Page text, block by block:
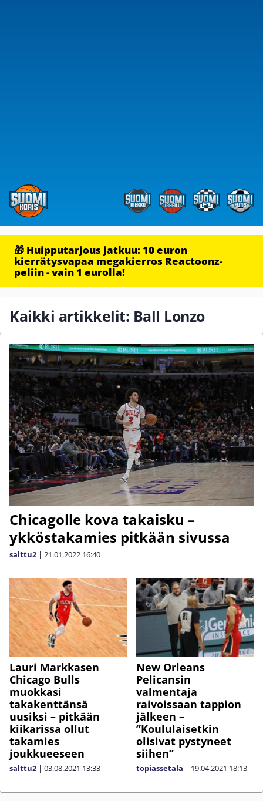
🎁 Huipputarjous jatkuu: 10 euron
kierrätysvapaa megakierros Reactoonz-
peliin - vain 1 eurolla!
Kaikki artikkelit: Ball Lonzo
Chicagolle kova takaisku –
ykköstakamies pitkään sivussa
salttu2 | 21.01.2022 16:40
Lauri Markkasen
Chicago Bulls
muokkasi
takakenttänsä
uusiksi – pitkään
kiikarissa ollut
takamies
joukkueeseen
salttu2 | 03.08.2021 13:33
New Orleans
Pelicansin
valmentaja
raivoissaan tappion
jälkeen –
”Koululaisetkin
olisivat pystyneet
siihen”
topiassetala | 19.04.2021 18:13